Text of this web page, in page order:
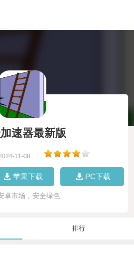
速器最新版
11-08
苹果下载 PC下载
卓市场，安全绿色
排行